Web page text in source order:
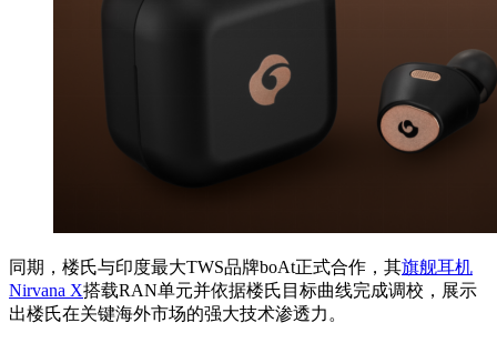
同期，楼氏与印度最大TWS品牌boAt正式合作，其旗舰耳机
Nirvana X搭载RAN单元并依据楼氏目标曲线完成调校，展示
出楼氏在关键海外市场的强大技术渗透力。